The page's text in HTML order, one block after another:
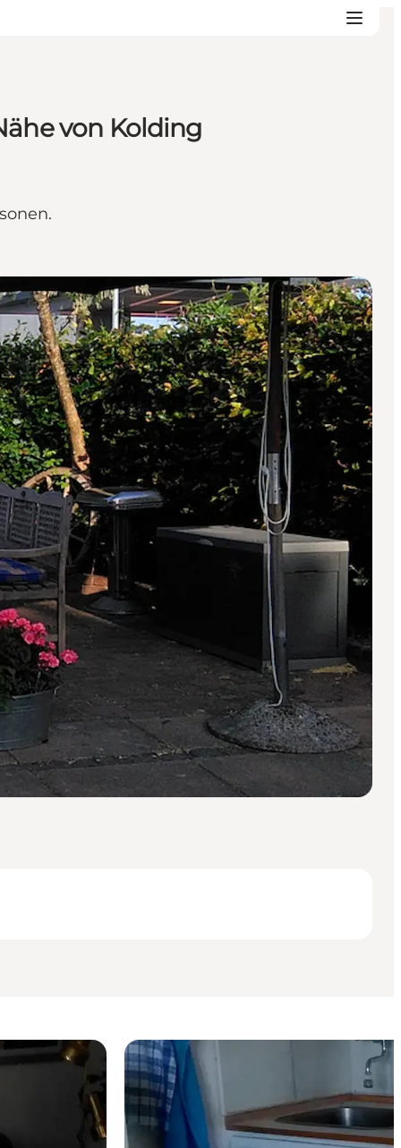
von Kolding